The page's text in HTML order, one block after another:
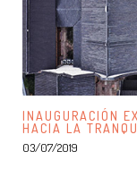
INAUGURACIÓN
HACIA LA
03/07/2019